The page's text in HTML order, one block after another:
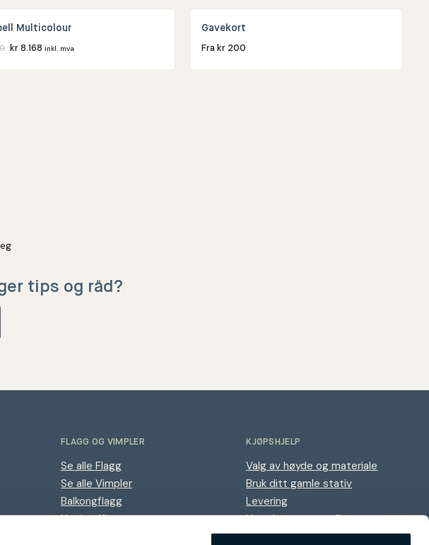
Multicolour
kr8.168 inkl. mva
Gavekort
Fra kr200
tips og råd?
FLAGG OG VIMPLER
Se alle Flagg
Se alle Vimpler
Balkongflagg
Nasjonalflagg
KJØPSHJELP
Valg av høyde og materiale
Bruk ditt gamle stativ
Levering
Hvordan montere flaggstang
Referanser